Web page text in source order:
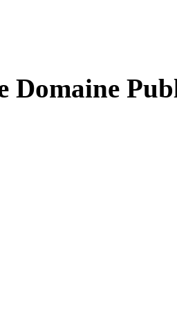
Domaine